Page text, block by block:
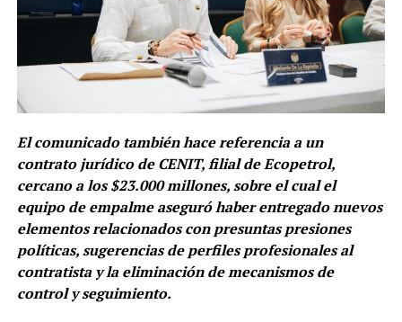
El comunicado también hace referencia a un
contrato jurídico de CENIT, filial de Ecopetrol,
cercano a los $23.000 millones, sobre el cual el
equipo de empalme aseguró haber entregado nuevos
elementos relacionados con presuntas presiones
políticas, sugerencias de perfiles profesionales al
contratista y la eliminación de mecanismos de
control y seguimiento.